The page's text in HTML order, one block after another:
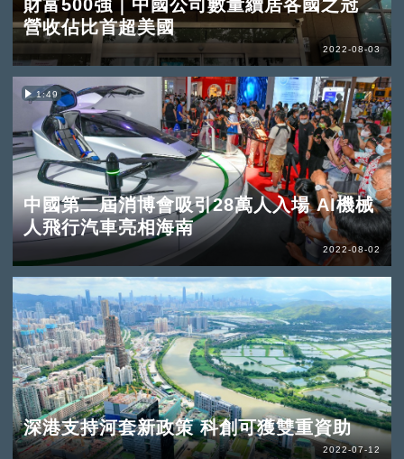
財富500強｜中國公司數量續居各國之冠
營收佔比首超美國
2022-08-03
1:49
中國第二屆消博會吸引28萬人入場 AI機械
人飛行汽車亮相海南
2022-08-02
深港支持河套新政策 科創可獲雙重資助
2022-07-12